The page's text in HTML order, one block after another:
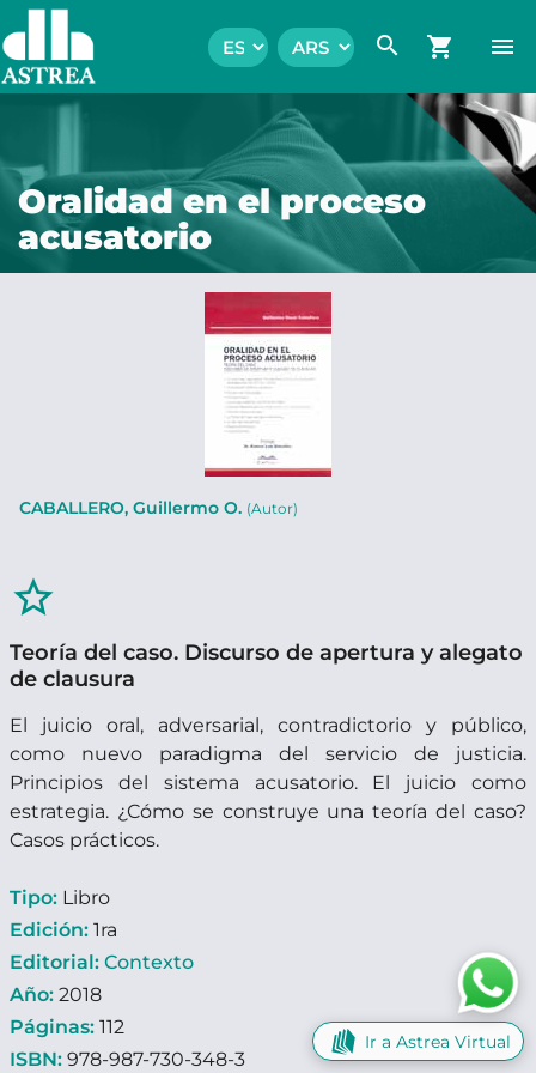
search shopping_cart menu
Oralidad en el proceso
acusatorio
CABALLERO, Guillermo O. (Autor)
star_border
Teoría del caso. Discurso de apertura y alegato
de clausura
El juicio oral, adversarial, contradictorio y público,
como nuevo paradigma del servicio de justicia.
Principios del sistema acusatorio. El juicio como
estrategia. ¿Cómo se construye una teoría del caso?
Casos prácticos.
Tipo: Libro
Edición: 1ra
Editorial: Contexto
Año: 2018
Páginas: 112
ISBN: 978-987-730-348-3
Ir a Astrea Virtual